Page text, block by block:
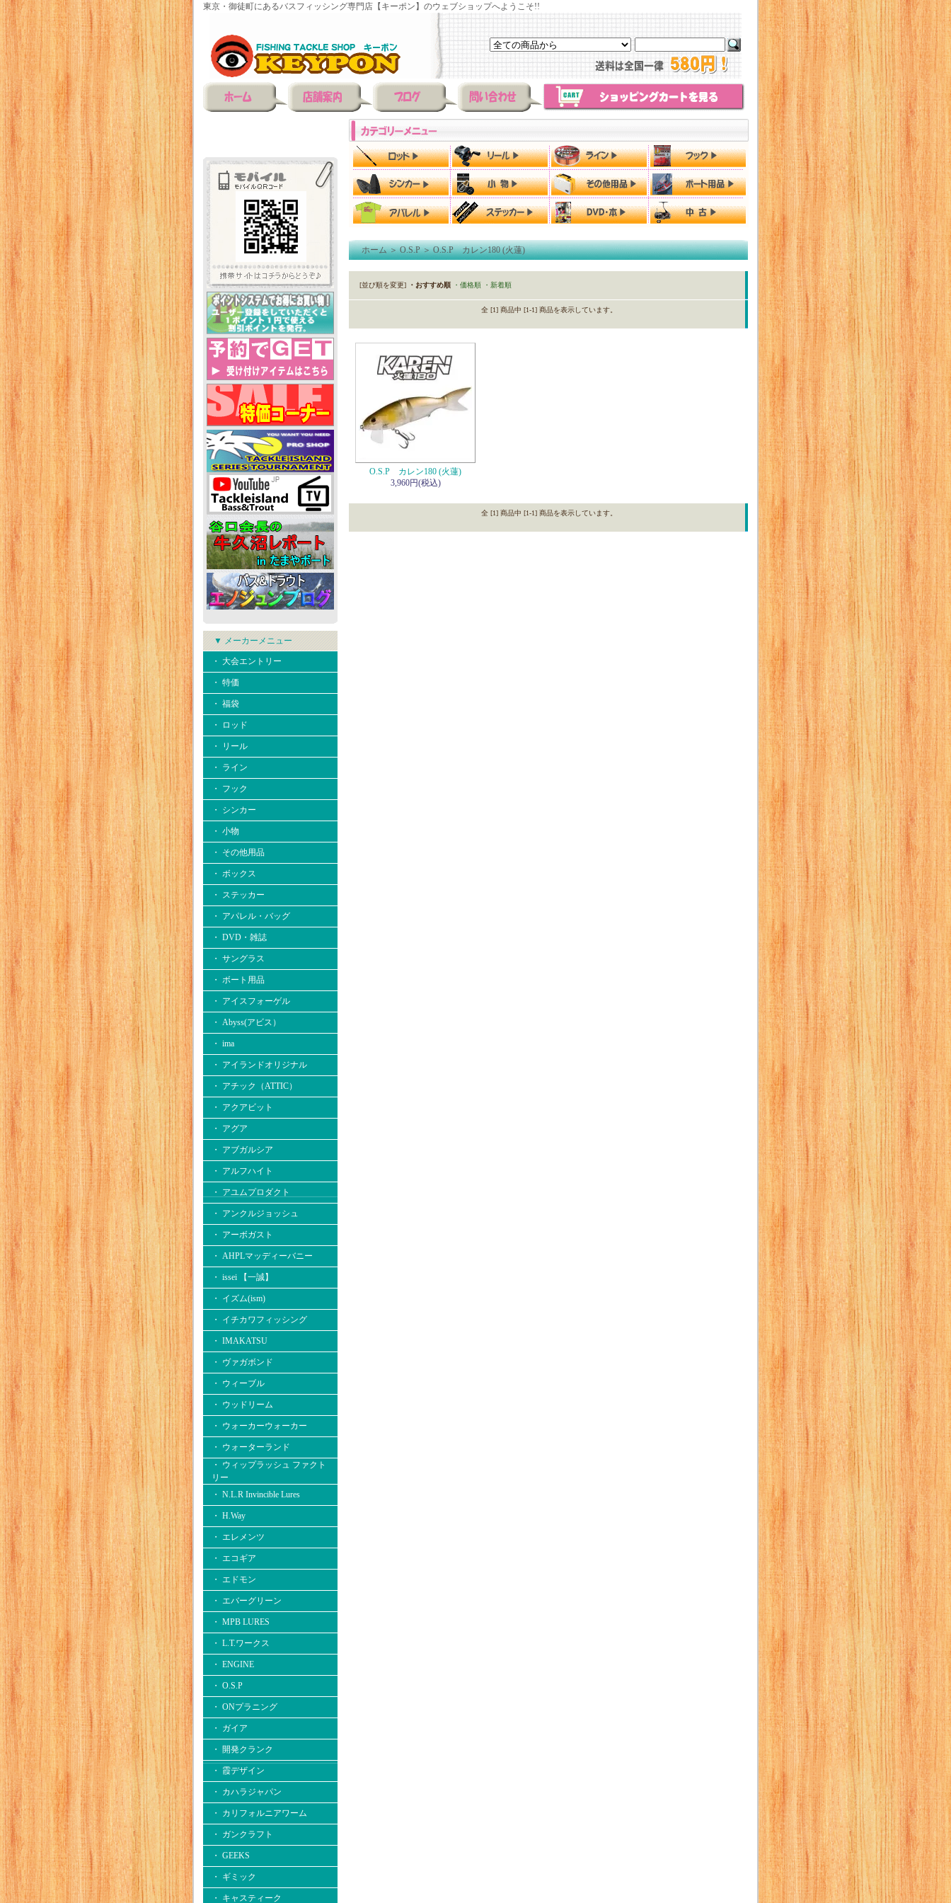
東京・御徒町にあるバスフィッシング専門店【キーポン】のウェブショップへようこそ!!
▼ メーカーメニュー
・ 大会エントリー
・ 特価
・ 福袋
・ ロッド
・ リール
・ ライン
・ フック
・ シンカー
・ 小物
・ その他用品
・ ボックス
・ ステッカー
・ アパレル・バッグ
・ DVD・雑誌
・ サングラス
・ ボート用品
・ アイスフォーゲル
・ Abyss(アビス）
・ ima
・ アイランドオリジナル
・ アチック（ATTIC）
・ アクアビット
・ アグア
・ アブガルシア
・ アルフハイト
・ アユムプロダクト
・ アンクルジョッシュ
・ アーボガスト
・ AHPLマッディーバニー
・ issei 【一誠】
・ イズム(ism)
・ イチカワフィッシング
・ IMAKATSU
・ ヴァガボンド
・ ウィーブル
・ ウッドリーム
・ ウォーカーウォーカー
・ ウォーターランド
・ ウィップラッシュ ファクト
リー
・ N.L.R Invincible Lures
・ H.Way
・ エレメンツ
・ エコギア
・ エドモン
・ エバーグリーン
・ MPB LURES
・ L.T.ワークス
・ ENGINE
・ O.S.P
・ ONプラニング
・ ガイア
・ 開発クランク
・ 霞デザイン
・ カハラジャパン
・ カリフォルニアワーム
・ ガンクラフト
・ GEEKS
・ ギミック
・ キャスティーク
ホーム＞O.S.P＞O.S.P カレン180 (火蓮)
[並び順を変更] ・おすすめ順 ・価格順 ・新着順
全 [1] 商品中 [1-1] 商品を表示しています。
O.S.P カレン180 (火蓮)
3,960円(税込)
全 [1] 商品中 [1-1] 商品を表示しています。